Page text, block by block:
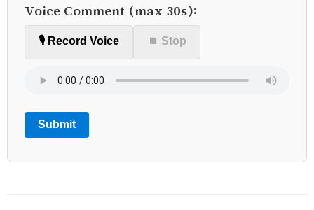
Voice Comment (max 30s):
🎙️ Record Voice ⏹ Stop
Submit